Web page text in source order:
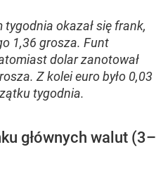
okazał się frank,
1,36 grosza. Funt
dolar zanotował
Z kolei euro było 0,03
tygodnia.
głównych walut (3–